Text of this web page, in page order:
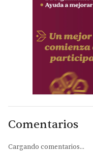
Comentarios
Cargando comentarios...